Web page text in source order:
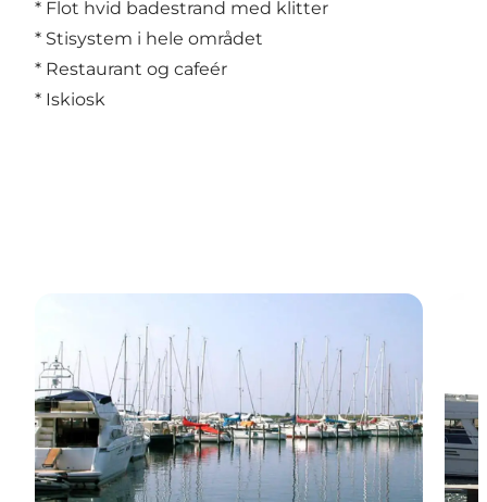
* Flot hvid badestrand med klitter
* Stisystem i hele området
* Restaurant og cafeér
* Iskiosk